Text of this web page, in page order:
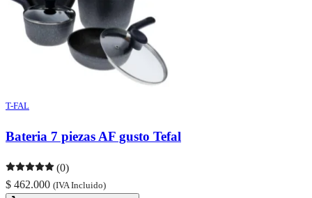
T-FAL
Bateria 7 piezas AF gusto Tefal
(0)
$ 462.000 (IVA Incluido)